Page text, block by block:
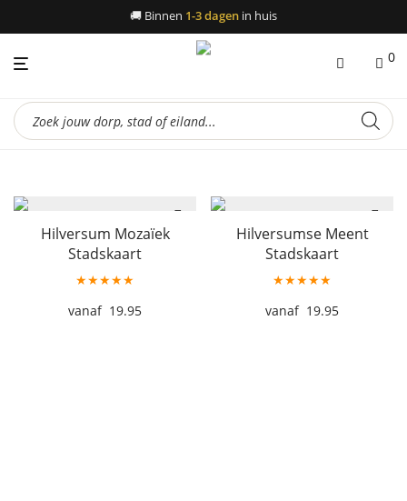
🚚 Binnen 1-3 dagen in huis
0
Producten
zoeken
Hilversum Mozaïek
Stadskaart
★★★★★
19.95
Hilversumse Meent
Stadskaart
★★★★★
19.95